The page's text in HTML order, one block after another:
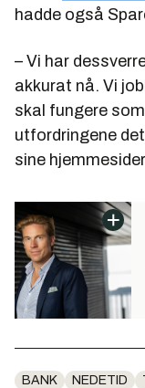
hadde også
– Vi har
akkurat nå. Vi
skal fungere
utfordringene
sine
BANK NEDETID